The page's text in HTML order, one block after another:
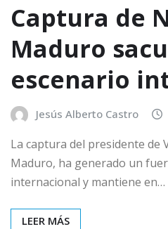
Captura de
Maduro
escenario
Jesús Alberto Castro
La captura del presidente de
Maduro, ha generado un
internacional y mantiene en…
LEER MÁS